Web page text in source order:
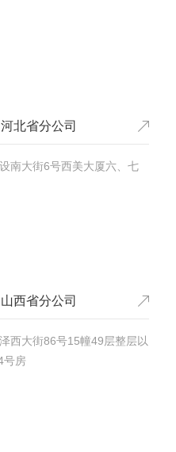
北省分公司
南大街6号西美大厦六、七
西省分公司
西大街86号15幢49层整层以
号房